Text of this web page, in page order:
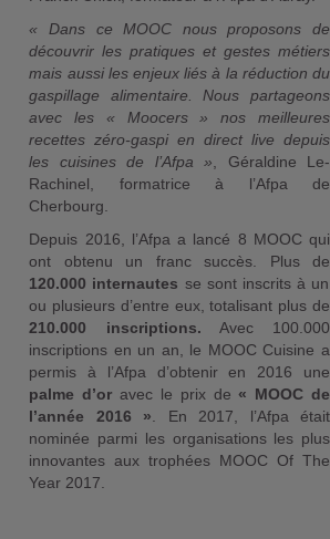
« Dans ce MOOC nous proposons de
découvrir les pratiques et gestes métiers
mais aussi les enjeux liés à la réduction du
gaspillage alimentaire. Nous partageons
avec les « Moocers » nos meilleures
recettes zéro-gaspi en direct live depuis
les cuisines de l’Afpa » , Géraldine Le-
Rachinel, formatrice à l’Afpa de
Cherbourg.
Depuis 2016, l’Afpa a lancé 8 MOOC qui
ont obtenu un franc succès.
Plus de
120.000 internautes se sont inscrits à un
ou plusieurs d’entre eux, totalisant plus de
210.000 inscriptions. Avec 100.000
inscriptions en un an, le MOOC Cuisine a
permis à l’Afpa d’obtenir en 2016 une
palme d’or avec le prix de« MOOC de
l’année 2016 » . En 2017, l’Afpa était
nominée parmi les organisations les plus
innovantes aux trophées MOOC Of The
Year 2017.